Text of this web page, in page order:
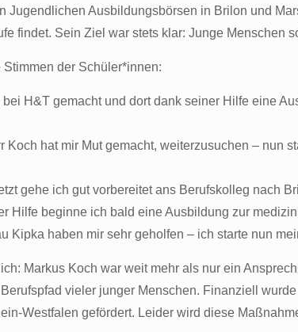
Jugendlichen Ausbildungsbörsen in Brilon und
findet. Sein Ziel war stets klar: Junge Menschen
der Schüler*innen:
H&T gemacht und dort dank seiner Hilfe eine
Koch hat mir Mut gemacht, weiterzusuchen –
gehe ich gut vorbereitet ans Berufskolleg nach
Hilfe beginne ich bald eine Ausbildung zur
Kipka haben mir sehr geholfen – ich starte nun
Markus Koch war weit mehr als nur ein
vieler junger Menschen. Finanziell
Westfalen gefördert. Leider wird diese